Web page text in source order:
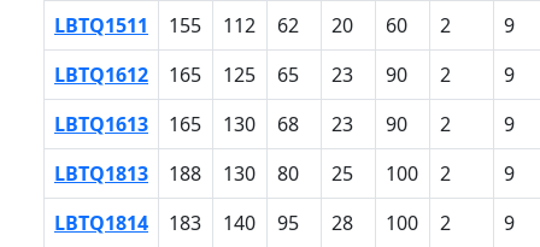
LBTQ1511
155 112 62 20 60 2
9
LBTQ1612
165 125 65 23 90 2
9
LBTQ1613
165 130 68 23 90 2
9
LBTQ1813
188 130 80 25 100 2
9
LBTQ1814
183 140 95 28 100 2 9